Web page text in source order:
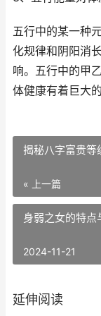
五行中的某一种
化规律和阴阳消
响。五行中的甲
体健康有着巨大的
揭秘八字富贵等
« 上一篇
身弱之女的特点
2024-11-21
延伸阅读